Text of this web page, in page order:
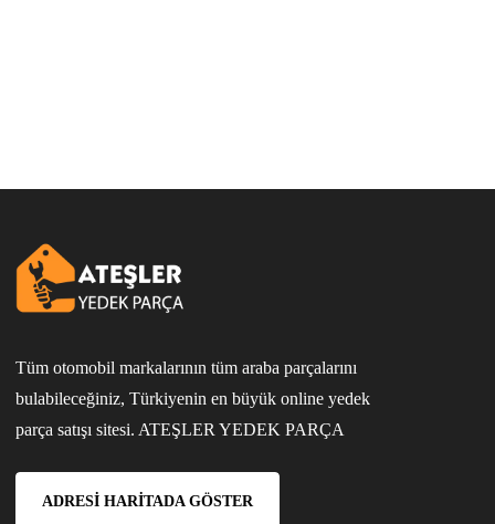
Tüm otomobil markalarının tüm araba parçalarını
bulabileceğiniz, Türkiyenin en büyük online yedek
parça satışı sitesi. ATEŞLER YEDEK PARÇA
ADRESI HARITADA GÖSTER